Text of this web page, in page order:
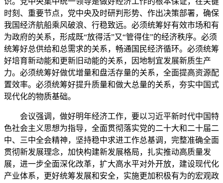
时刻、重要节点，党中央及时研判形势、作出决策部署，确保
我国经济航船乘风破浪、行稳致远。必须统筹好有效市场和有
为政府的关系，形成既“放得活”又“管得住”的经济秩序。必须
统筹好总供给和总需求的关系，畅通国民经济循环。必须统筹
好培育新动能和更新旧动能的关系，因地制宜发展新质生产
力。必须统筹好做优增量和盘活存量的关系，全面提高资源配
置效率。必须统筹好提升质量和做大总量的关系，夯实中国式
现代化的物质基础。
会议强调，做好明年经济工作，要以习近平新时代中国特
色社会主义思想为指导，全面贯彻落实党的二十大和二十届二
中、三中全会精神，坚持稳中求进工作总基调，完整准确全面
贯彻新发展理念，加快构建新发展格局，扎实推动高质量发
展，进一步全面深化改革，扩大高水平对外开放，建设现代化
产业体系，更好统筹发展和安全，实施更加积极有为的宏观政